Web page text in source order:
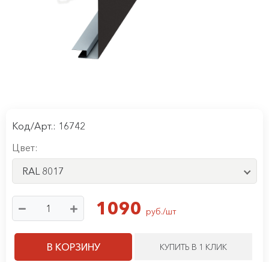
Код/Арт.: 16742
Цвет:
RAL 8017
1090 руб./шт
В КОРЗИНУ КУПИТЬ В 1 КЛИК